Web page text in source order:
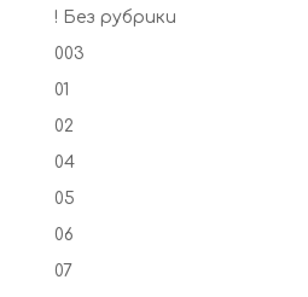
! Без рубрики
003
01
02
04
05
06
07